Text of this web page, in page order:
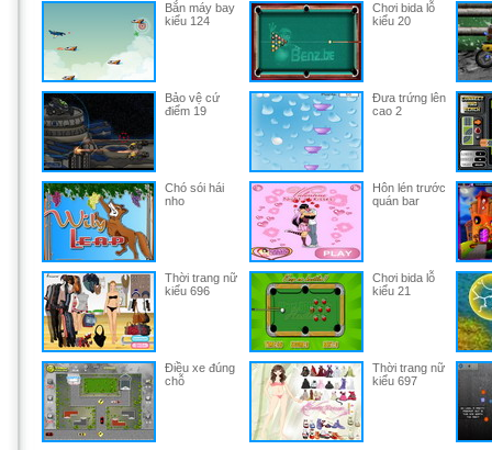
Bắn máy bay
kiểu 124
Chơi bida lỗ
kiểu 20
Bảo vệ cứ
điểm 19
Đưa trứng lên
cao 2
Chó sói hái
nho
Hôn lén trước
quán bar
Thời trang nữ
kiểu 696
Chơi bida lỗ
kiểu 21
Điều xe đúng
chỗ
Thời trang nữ
kiểu 697